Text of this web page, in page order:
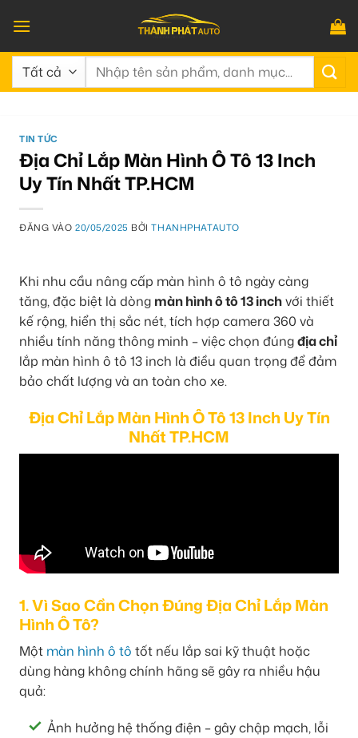
qua
nội
dung
Tìm
TIN TỨC
Địa Chỉ Lắp Màn Hình Ô Tô 13 Inch
Uy Tín Nhất TP.HCM
ĐĂNG VÀO20/05/2025 BỞITHANHPHATAUTO
Khi nhu cầu nâng cấp màn hình ô tô ngày càng
tăng, đặc biệt là dòng màn hình ô tô 13 inchvới thiết
kế rộng, hiển thị sắc nét, tích hợp camera 360 và
nhiều tính năng thông minh – việc chọn đúngđịa chỉ
lắp màn hình ô tô 13 inch là điều quan trọng để đảm
bảo chất lượng và an toàn cho xe.
Địa Chỉ Lắp Màn Hình Ô Tô 13 Inch Uy Tín
Nhất TP.HCM
1. Vì Sao Cần Chọn Đúng Địa Chỉ Lắp Màn
Hình Ô Tô?
Một màn hình ô tô tốt nếu lắp sai kỹ thuật hoặc
dùng hàng không chính hãng sẽ gây ra nhiều hậu
quả:
Ảnh hưởng hệ thống điện – gây chập mạch, lỗi